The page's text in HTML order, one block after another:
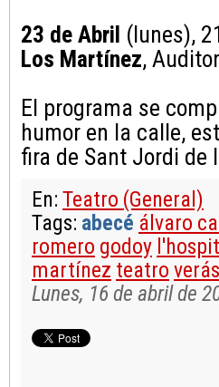
23 de Abril (lunes),
Los Martínez,
El programa se
humor en la calle,
fira de Sant Jordi de
En: Teatro (General)
Tags: abecé álvaro
romero godoy
martínez teatro
Lunes, 16 de abril de